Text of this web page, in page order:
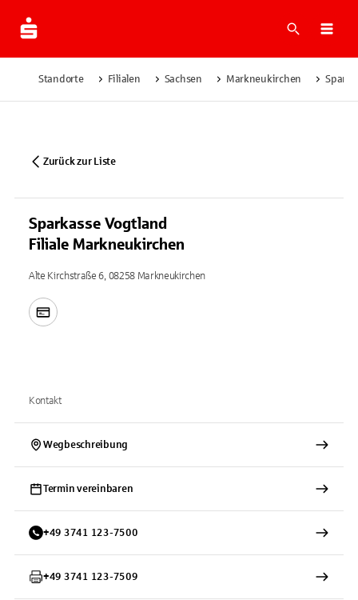
Suche
Standorte Filialen Sachsen Markneukirchen
Zurück zur Liste
Sparkasse Vogtland
Filiale Markneukirchen
Alte Kirchstraße 6, 08258 Markneukirchen
Kontakt
Wegbeschreibung
Termin vereinbaren
+49 3741 123-7500
+49 3741 123-7509